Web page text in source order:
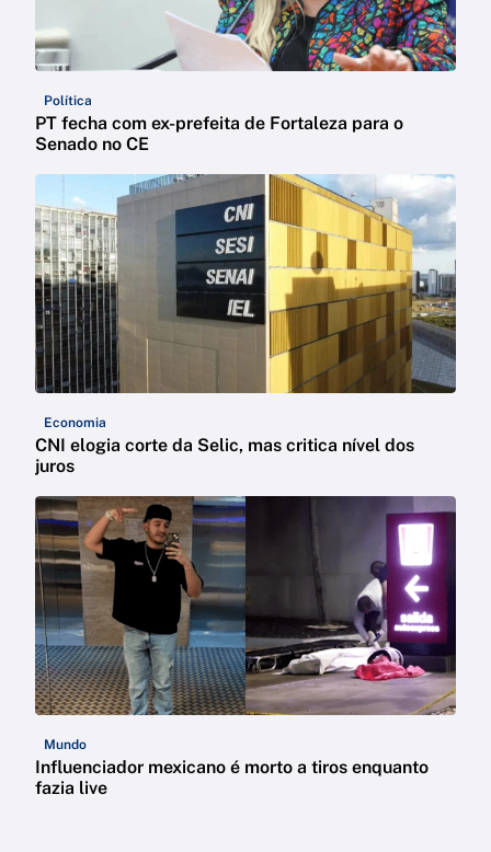
Política
PT fecha com ex-prefeita de Fortaleza para o
Senado no CE
Economia
CNI elogia corte da Selic, mas critica nível dos
juros
Mundo
Influenciador mexicano é morto a tiros enquanto
fazia live